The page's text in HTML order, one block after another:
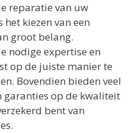
reparatie van uw
kiezen van een
groot belang.
nodige expertise en
op de juiste manier te
Bovendien bieden veel
garanties op de kwaliteit
bent van